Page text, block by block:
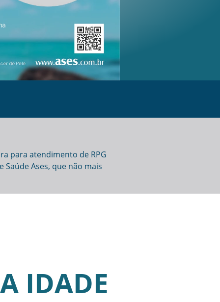
para atendimento de RPG
Ases, que não mais
IDADE